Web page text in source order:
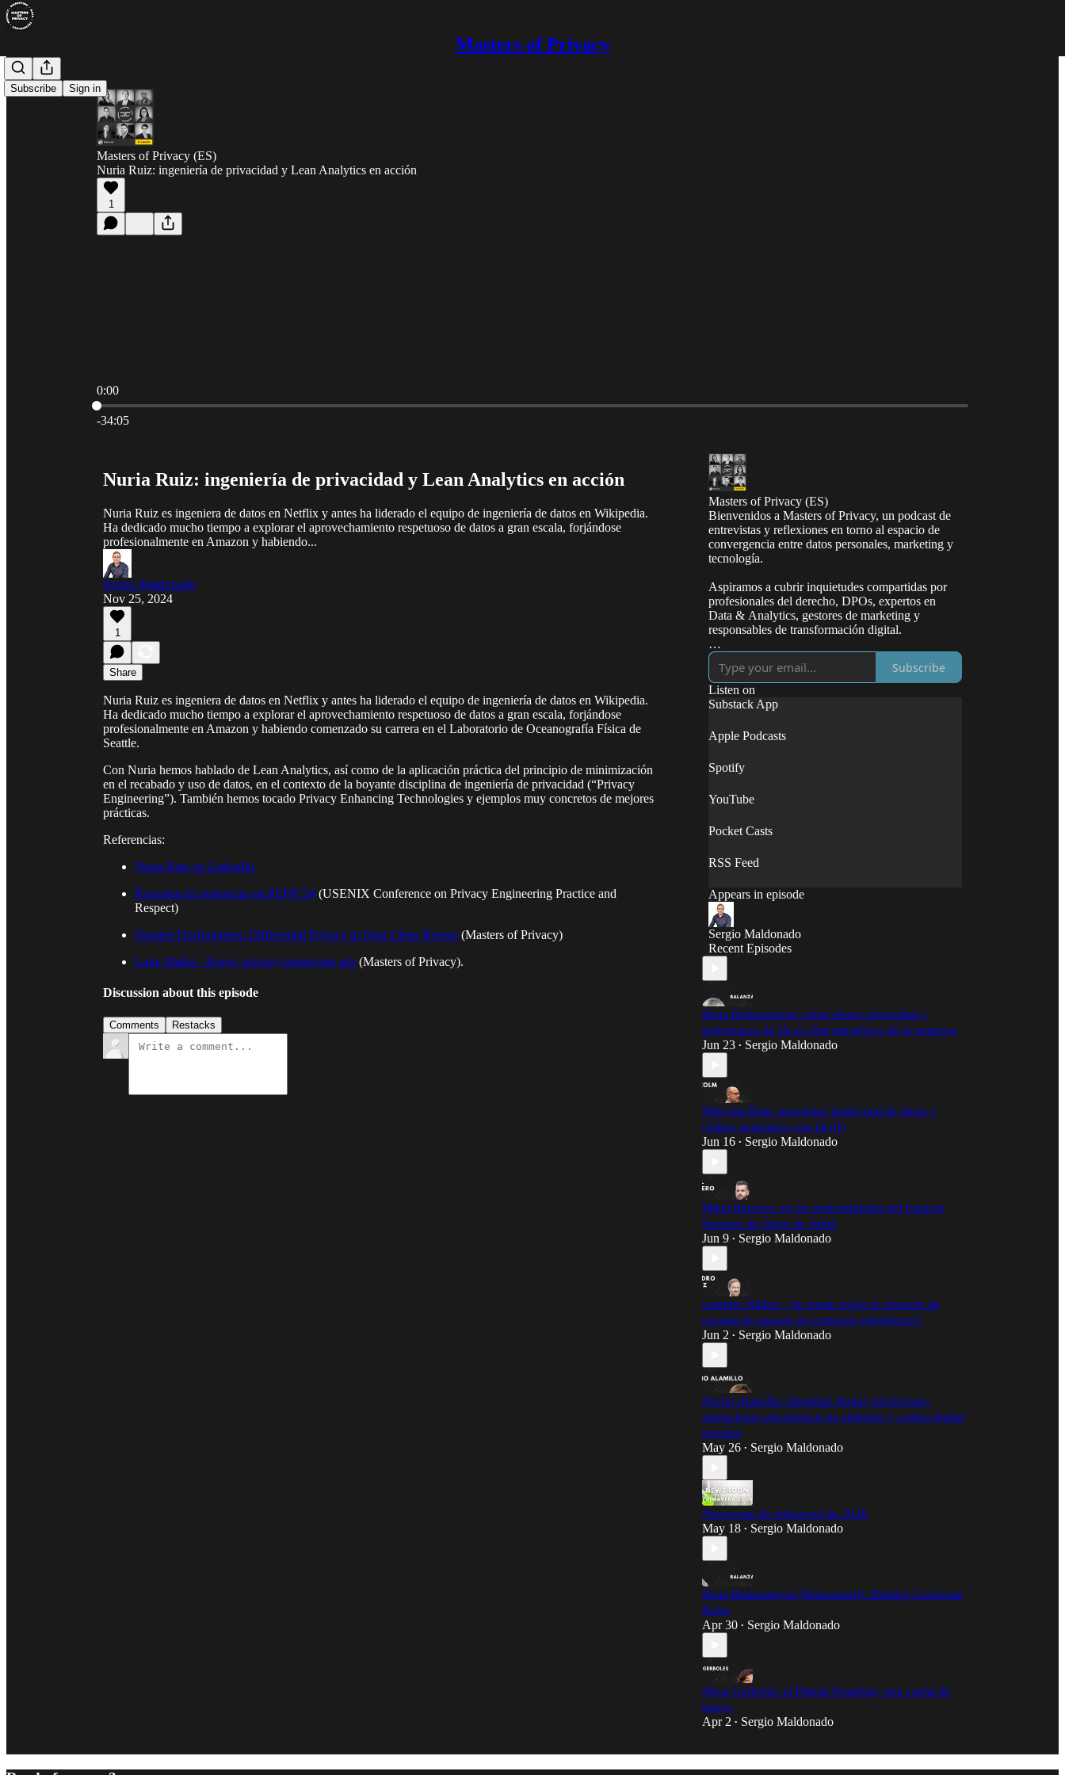
Masters of Privacy
Subscribe Sign in
Masters of Privacy (ES)
Nuria Ruiz: ingeniería de privacidad y Lean Analytics en acción
1
0:00
Current time: 0:00 / Total time: -34:05
-34:05
Nuria Ruiz: ingeniería de privacidad y Lean Analytics en acción
Nuria Ruiz es ingeniera de datos en Netflix y antes ha liderado el equipo de ingeniería de datos en Wikipedia.
Ha dedicado mucho tiempo a explorar el aprovechamiento respetuoso de datos a gran escala, forjándose
profesionalmente en Amazon y habiendo...
Sergio Maldonado
Nov 25, 2024
1
Share
Nuria Ruiz es ingeniera de datos en Netflix y antes ha liderado el equipo de ingeniería de datos en Wikipedia.
Ha dedicado mucho tiempo a explorar el aprovechamiento respetuoso de datos a gran escala, forjándose
profesionalmente en Amazon y habiendo comenzado su carrera en el Laboratorio de Oceanografía Física de
Seattle.
Con Nuria hemos hablado de Lean Analytics, así como de la aplicación práctica del principio de minimización
en el recabado y uso de datos, en el contexto de la boyante disciplina de ingeniería de privacidad (“Privacy
Engineering”). También hemos tocado Privacy Enhancing Technologies y ejemplos muy concretos de mejores
prácticas.
Referencias:
Nuria Ruiz en LinkedIn
Resumen de ponencias en PEPR’24 (USENIX Conference on Privacy Engineering Practice and
Respect)
Damien Desfontaines: Differential Privacy in Data Clean Rooms (Masters of Privacy)
Luke Mulks - Brave: privacy-preserving ads (Masters of Privacy).
Discussion about this episode
Comments Restacks
Masters of Privacy (ES)
Bienvenidos a Masters of Privacy, un podcast de
entrevistas y reflexiones en torno al espacio de
convergencia entre datos personales, marketing y
tecnología.
Aspiramos a cubrir inquietudes compartidas por
profesionales del derecho, DPOs, expertos en
Data & Analytics, gestores de marketing y
responsables de transformación digital.
Sergio Maldonado (al micrófono) es empresario y
abogado multijurisdiccional (California, Madrid,
ex Inglaterra y Gales), fundador de TODO.LAW,
PrivacyCloud, Sweetspot (hoy ClickDimensions)
y Divisadero (hoy Merkle), además de LL.M en
IT & Internet Law, CIPPE/ CIPPUS/ CIPT/ FIP y
profesor invitado en varias universidades.
Subscribe
Listen on
Substack App
Apple Podcasts
Spotify
YouTube
Pocket Casts
RSS Feed
Appears in episode
Sergio Maldonado
Recent Episodes
Berta Balanzategui: cómo elevar privacidad y
gobernanza de IA al cénit estratégico de la empresa
Jun 23 • Sergio Maldonado
Malcolm Bain: propiedad intelectual de obras y
código generados con IA (II)
Jun 16 • Sergio Maldonado
Mikel Recuero: en las profundidades del Espacio
Europeo de Datos de Salud
Jun 9 • Sergio Maldonado
Leandro Núñez: ¿Se puede exigir la creación de
cuentas de usuario en comercio electrónico?
Jun 2 • Sergio Maldonado
Nacho Alamillo: identidad digital, blockchain,
atestaciones electrónicas de atributos y cartera digital
europea
May 26 • Sergio Maldonado
Newsroom de primavera de 2026
May 18 • Sergio Maldonado
Berta Balanzategui (Remastered): Binding Corporate
Rules
Apr 30 • Sergio Maldonado
Silvia Gerboles: el Digital Omnibus, otra vuelta de
tuerca
Apr 2 • Sergio Maldonado